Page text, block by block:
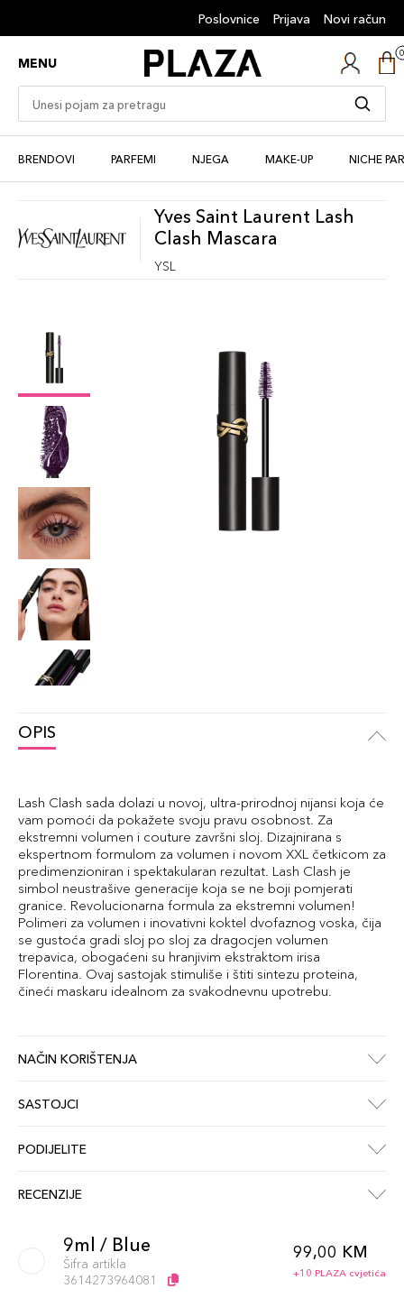
Poslovnice Prijava Novi račun
MENU
BRENDOVI PARFEMI NJEGA MAKE-UP NICHE
Yves Saint Laurent Lash
Clash Mascara
YSL
OPIS
Lash Clash sada dolazi u novoj, ultra-prirodnoj nijansi koja će
vam pomoći da pokažete svoju pravu osobnost. Za
ekstremni volumen i couture završni sloj. Dizajnirana s
ekspertnom formulom za volumen i novom XXL četkicom za
predimenzioniran i spektakularan rezultat. Lash Clash je
simbol neustrašive generacije koja se ne boji pomjerati
granice. Revolucionarna formula za ekstremni volumen!
Polimeri za volumen i inovativni koktel dvofaznog voska, čija
se gustoća gradi sloj po sloj za dragocjen volumen
trepavica, obogaćeni su hranjivim ekstraktom irisa
Florentina. Ovaj sastojak stimuliše i štiti sintezu proteina,
čineći maskaru idealnom za svakodnevnu upotrebu.
NAČIN KORIŠTENJA
SASTOJCI
PODIJELITE
RECENZIJE
9ml / Blue
Šifra artikla
3614273964081
99,00 KM
+10 PLAZA cvjetića